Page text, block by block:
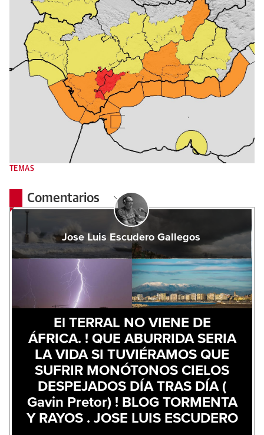
TEMAS
Comentarios
Jose Luis Escudero Gallegos
El TERRAL NO VIENE DE
ÁFRICA. ! QUE ABURRIDA SERIA
LA VIDA SI TUVIÉRAMOS QUE
SUFRIR MONÓTONOS CIELOS
DESPEJADOS DÍA TRAS DÍA (
Gavin Pretor) ! BLOG TORMENTA
Y RAYOS . JOSE LUIS ESCUDERO